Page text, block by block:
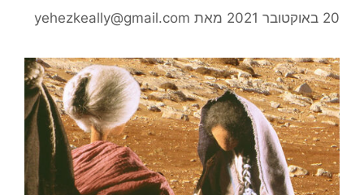
20 באוקטובר 2021 מאת yehezkeally@gmail.com